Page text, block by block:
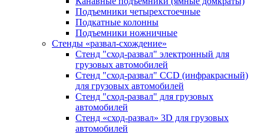
Подъемники четырехстоечные
Подкатные колонны
Подъемники ножничные
Стенды «развал-схождение»
Стенд "сход-развал" электронный для
грузовых автомобилей
Стенд "сход-развал" CCD (инфракрасный)
для грузовых автомобилей
Стенд "сход-развал" для грузовых
автомобилей
Стенд «сход-развал» 3D для грузовых
автомобилей